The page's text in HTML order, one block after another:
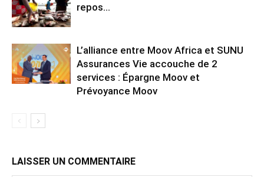
repos…
L’alliance entre Moov Africa et SUNU
Assurances Vie accouche de 2
services : Épargne Moov et
Prévoyance Moov
LAISSER UN COMMENTAIRE